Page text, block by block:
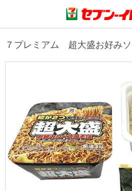
商品のご案内
来週の新商品
商品カテゴリ一覧
サービストップ
nanacoトップ
企業情報
企業情報トップ
私たちの取組み
７プレミアム 超大盛お好み